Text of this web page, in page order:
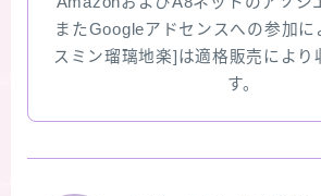
またGoogleアドセンスへの参加に
スミン瑠璃地楽]は適格販売により
す。